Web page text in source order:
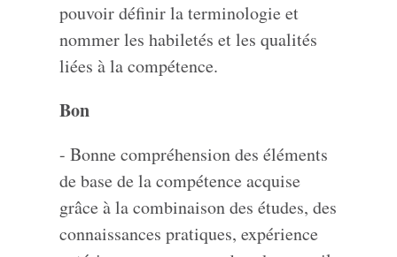
pouvoir définir la terminologie et
nommer les habiletés et les qualités
liées à la compétence.
Bon
- Bonne compréhension des éléments
de base de la compétence acquise
grâce à la combinaison des études, des
connaissances pratiques, expérience